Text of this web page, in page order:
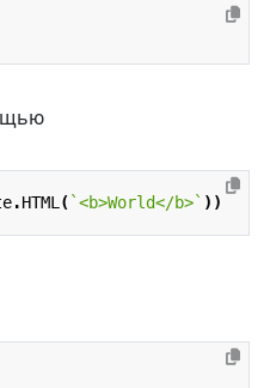
.HTML ( `<b>World</b>` ))